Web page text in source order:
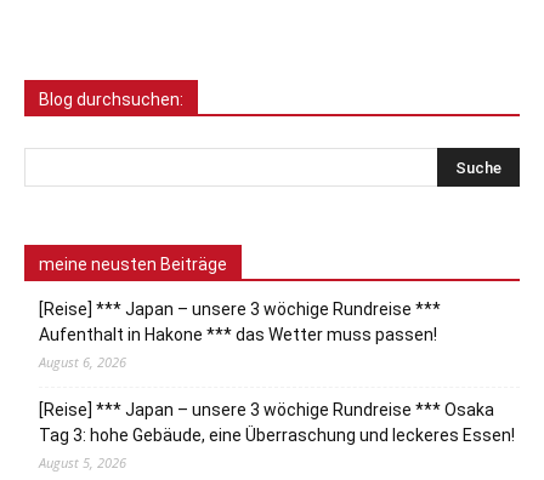
Blog durchsuchen:
meine neusten Beiträge
[Reise] *** Japan – unsere 3 wöchige Rundreise ***
Aufenthalt in Hakone *** das Wetter muss passen!
August 6, 2026
[Reise] *** Japan – unsere 3 wöchige Rundreise *** Osaka
Tag 3: hohe Gebäude, eine Überraschung und leckeres Essen!
August 5, 2026